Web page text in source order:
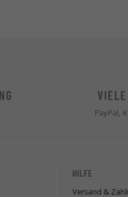
PayPal,
HILFE
Versand &